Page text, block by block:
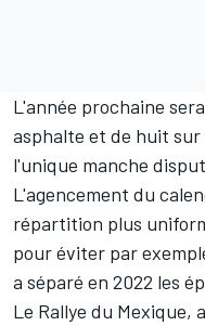
L'année prochaine
asphalte et de huit
l'unique manche
L'agencement du
répartition plus
pour éviter par
a séparé en 2022 les
Le Rallye du Mexique,